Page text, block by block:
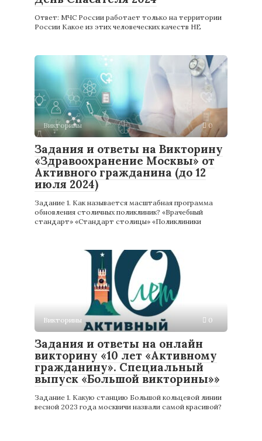
Ответ: МЧС России работает только на территории
России Какое из этих человеческих качеств НЕ
Викторины 0
Задания и ответы на Викторину
«Здравоохранение Москвы» от
Активного гражданина (до 12
июля 2024)
Задание 1. Как называется масштабная программа
обновления столичных поликлиник? «Врачебный
стандарт» «Стандарт столицы» «Поликлиники
Викторины 0
Задания и ответы на онлайн
викторину «10 лет «Активному
гражданину». Специальный
выпуск «Большой викторины»»
Задание 1. Какую станцию Большой кольцевой линии
весной 2023 года москвичи назвали самой красивой?